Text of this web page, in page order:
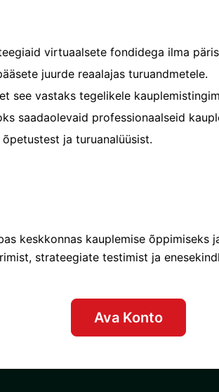
virtuaalsete fondidega ilma
juurde reaalajas turuandmetele.
see vastaks tegelikele
saadaolevaid professionaalseid
ja turuanalüüsist.
keskkonnas kauplemise õppimiseks
strateegiate testimist ja
Ava Konto